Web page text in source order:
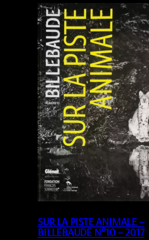
SUR LA PISTE ANIMALE –
BILLEBAUDE N°10 – 2017